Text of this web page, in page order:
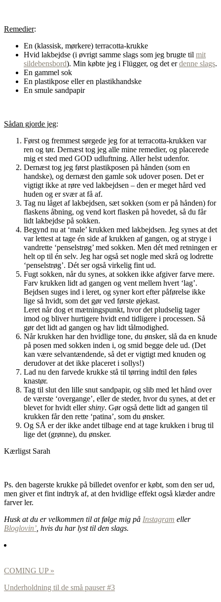
Remedier:
En (klassisk, mørkere) terracotta-krukke
Hvid lakbejdse (i øvrigt samme slags som jeg brugte til mit
sildebensbord). Min købte jeg i Flügger, og det erdenne slags.
En gammel sok
En plastikpose eller en plastikhandske
En smule sandpapir
Sådan gjorde jeg:
Først og fremmest sørgede jeg for at terracotta-krukken var
ren og tør. Dernæst tog jeg alle mine remedier, og placerede
mig et sted med GOD udluftning. Aller helst udenfor.
Dernæst tog jeg først plastikposen på hånden (som en
handske), og dernæst den gamle sok udover posen. Det er
vigtigt ikke at røre ved lakbejdsen – den er meget hård ved
huden og er svær at få af.
Tag nu låget af lakbejdsen, sæt sokken (som er på hånden) for
flaskens åbning, og vend kort flasken på hovedet, så du får
lidt lakbejdse på sokken.
Begynd nu at ‘male’ krukken med lakbejdsen. Jeg synes at det
var lettest at tage én side af krukken af gangen, og at stryge i
vandrette ‘penselstrøg’ med sokken. Men dét med retningen er
helt op til én selv. Jeg har også set nogle med skrå og lodrette
‘penselstrøg’. Dét ser også virkelig fint ud.
Fugt sokken, når du synes, at sokken ikke afgiver farve mere.
Farv krukken lidt ad gangen og vent mellem hvert ‘lag’.
Bejdsen suges ind i leret, og syner kort efter påførelse ikke
lige så hvidt, som det gør ved første øjekast.
Leret når dog et mætningspunkt, hvor det pludselig tager
imod og bliver hurtigere hvidt end tidligere i processen. Så
gør det lidt ad gangen og hav lidt tålmodighed.
Når krukken har den hvidlige tone, du ønsker, slå da en knude
på posen med sokken inden i, og smid begge dele ud. (Det
kan være selvantændende, så det er vigtigt med knuden og
derudover at det ikke placeret i sollys!)
Lad nu den farvede krukke stå til tørring indtil den føles
knastør.
Tag til slut den lille snut sandpapir, og slib med let hånd over
de værste ‘overgange’, eller de steder, hvor du synes, at det er
blevet for hvidt ellershiny. Gør også dette lidt ad gangen til
krukken får den rette ‘patina’, som du ønsker.
Og SÅ er der ikke andet tilbage end at tage krukken i brug til
lige det (grønne), du ønsker.
Kærligst Sarah
Ps. den bagerste krukke på billedet ovenfor er købt, som den ser ud,
men giver et fint indtryk af, at den hvidlige effekt også klæder andre
farver ler.
Husk at du er velkommen til at følge mig på Instagram eller
Bloglovin’ , hvis du har lyst til den slags.
COMING UP »
Underholdning til de små pauser #3